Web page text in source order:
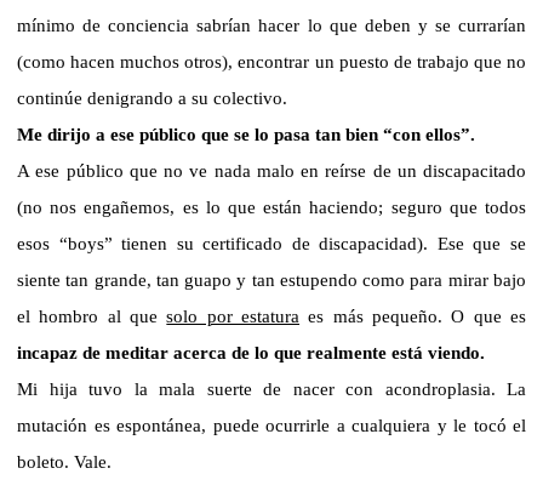
mínimo de conciencia sabrían hacer lo que deben y se currarían
(como hacen muchos otros), encontrar un puesto de trabajo que no
continúe denigrando a su colectivo.
Me dirijo a ese público que se lo pasa tan bien “con ellos”.
A ese público que no ve nada malo en reírse de un discapacitado
(no nos engañemos, es lo que están haciendo; seguro que todos
esos “boys” tienen su certificado de discapacidad). Ese que se
siente tan grande, tan guapo y tan estupendo como para mirar bajo
el hombro al quesolo por estatura es más pequeño. O que es
incapaz de meditar acerca de lo que realmente está viendo.
Mi hija tuvo la mala suerte de nacer con acondroplasia. La
mutación es espontánea, puede ocurrirle a cualquiera y le tocó el
boleto. Vale.